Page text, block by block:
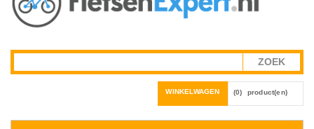
WINKELWAGEN (0) product(en)